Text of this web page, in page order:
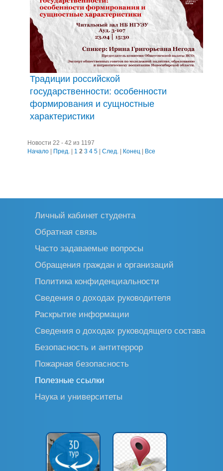
Традиции российской
государственности: особенности
формирования и сущностные
характеристики
Новости 22 - 42 из 1197
Начало
Пред. 1 2 3 4 5 След. Конец Все
Личный кабинет студента
Обратная связь
Часто задаваемые вопросы
Обращения граждан и организаций
Политика конфиденциальности
Сведения о доходах руководителя
Раскрытие информации
Сведения о доходах руководящего состава
Безопасность и антитеррор
Пожарная безопасность
Полезные ссылки
Наука и университеты